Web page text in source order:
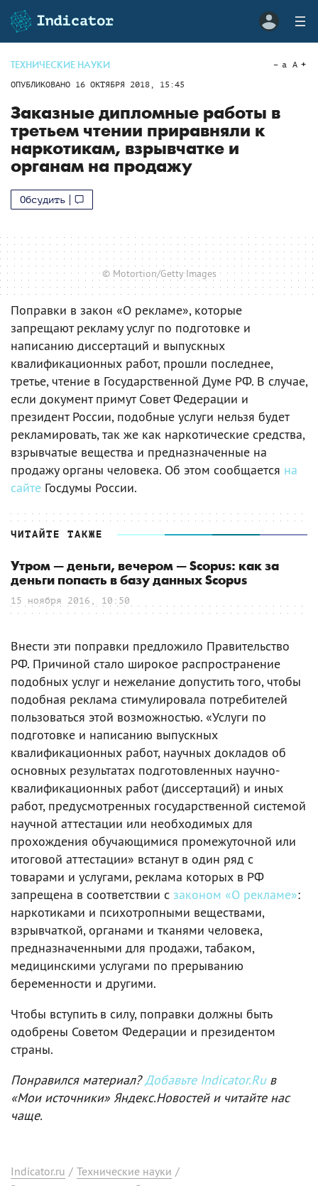
ТЕХНИЧЕСКИЕ НАУКИ
ОПУБЛИКОВАНО 16 ОКТЯБРЯ 2018, 15:45
a A
Заказные дипломные работы в
третьем чтении приравняли к
наркотикам, взрывчатке и
органам на продажу
Обсудить
© Motortion/Getty Images
Поправки в закон «О рекламе», которые
запрещают рекламу услуг по подготовке и
написанию диссертаций и выпускных
квалификационных работ, прошли последнее,
третье, чтение в Государственной Думе РФ. В случае,
если документ примут Совет Федерации и
президент России, подобные услуги нельзя будет
рекламировать, так же как наркотические средства,
взрывчатые вещества и предназначенные на
продажу органы человека. Об этом сообщается на
сайте Госдумы России.
ЧИТАЙТЕ ТАКЖЕ
Утром — деньги, вечером — Scopus: как за
деньги попасть в базу данных Scopus
15 ноября 2016, 10:50
Внести эти поправки предложило Правительство
РФ. Причиной стало широкое распространение
подобных услуг и нежелание допустить того, чтобы
подобная реклама стимулировала потребителей
пользоваться этой возможностью. «Услуги по
подготовке и написанию выпускных
квалификационных работ, научных докладов об
основных результатах подготовленных научно-
квалификационных работ (диссертаций) и иных
работ, предусмотренных государственной системой
научной аттестации или необходимых для
прохождения обучающимися промежуточной или
итоговой аттестации» встанут в один ряд с
товарами и услугами, реклама которых в РФ
запрещена в соответствии с законом «О рекламе»:
наркотиками и психотропными веществами,
взрывчаткой, органами и тканями человека,
предназначенными для продажи, табаком,
медицинскими услугами по прерыванию
беременности и другими.
Чтобы вступить в силу, поправки должны быть
одобрены Советом Федерации и президентом
страны.
Понравился материал?Добавьте Indicator.Ruв
«Мои источники» Яндекс.Новостей и читайте нас
чаще.
Indicator.ru / Технические науки /